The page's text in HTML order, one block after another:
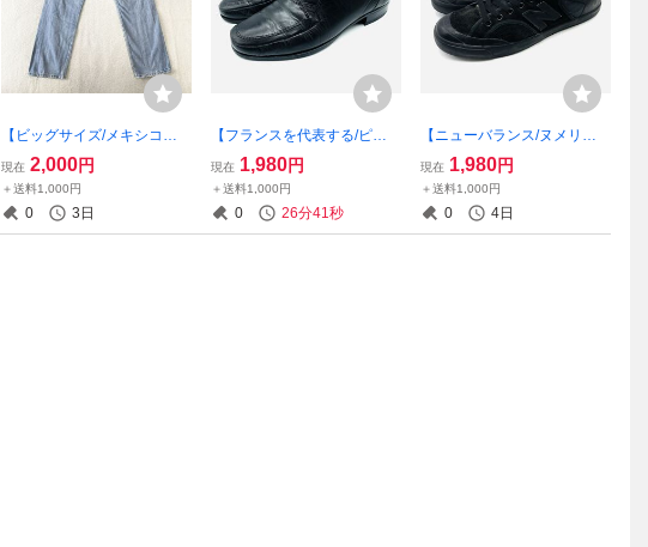
【ビッグサイズ/メキシコ製/L
EVIS リーバイス/501】高品
質オリジナルストレートデニ
ムパンツ！アメカジ古着/36×
30/衝撃プライス！I42
現在 2,000円
＋送料1,000円
0 3日
【フランスを代表する/ピエ
ール・バルマン】高級本革レ
ザーローファー！ブラック/
ビブラムソール/7表記/4E/24-
24.5cm/衝撃プライス！7/28
現在 1,980円
＋送料1,000円
0 26分40秒
【ニューバランス/ヌメリッ
ク 212/MM212CN/D】高級ス
エードクラシックスニーカ
ー！ブラック/27cm/衝撃プラ
イス！完売品！7/27
現在 1,980円
＋送料1,000円
0 4日